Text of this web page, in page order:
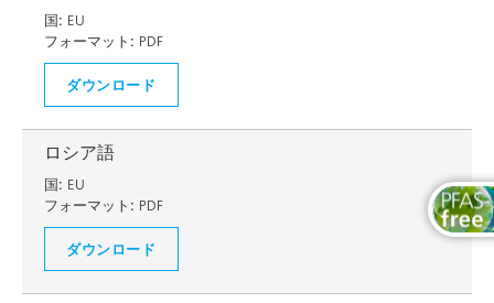
国: EU
フォーマット: PDF
ダウンロード
ロシア語
国: EU
フォーマット: PDF
ダウンロード